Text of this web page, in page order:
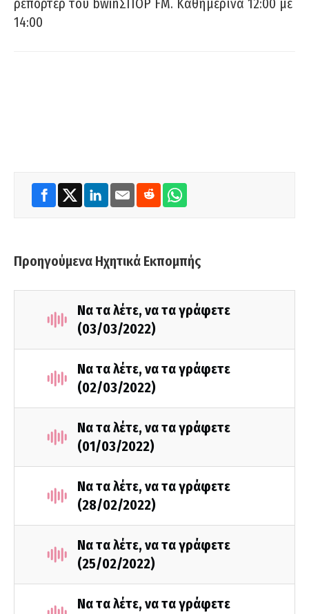
ρεπόρτερ του bwinΣΠΟΡ FM. Καθημερινά 12:00 με
14:00
Προηγούμενα Ηχητικά Εκπομπής
Να τα λέτε, να τα γράφετε
(03/03/2022)
Να τα λέτε, να τα γράφετε
(02/03/2022)
Να τα λέτε, να τα γράφετε
(01/03/2022)
Να τα λέτε, να τα γράφετε
(28/02/2022)
Να τα λέτε, να τα γράφετε
(25/02/2022)
Να τα λέτε, να τα γράφετε